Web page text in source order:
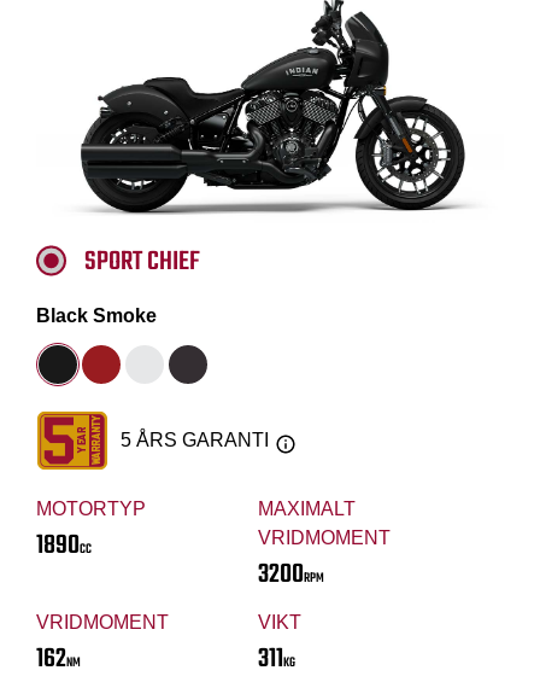
MOTORTYP
1890CC
MAXIMALT
VRIDMOMENT
3200RPM
VRIDMOMENT
162NM
VIKT
311KG
SPORT CHIEF
Black Smoke
5 ÅRS GARANTI